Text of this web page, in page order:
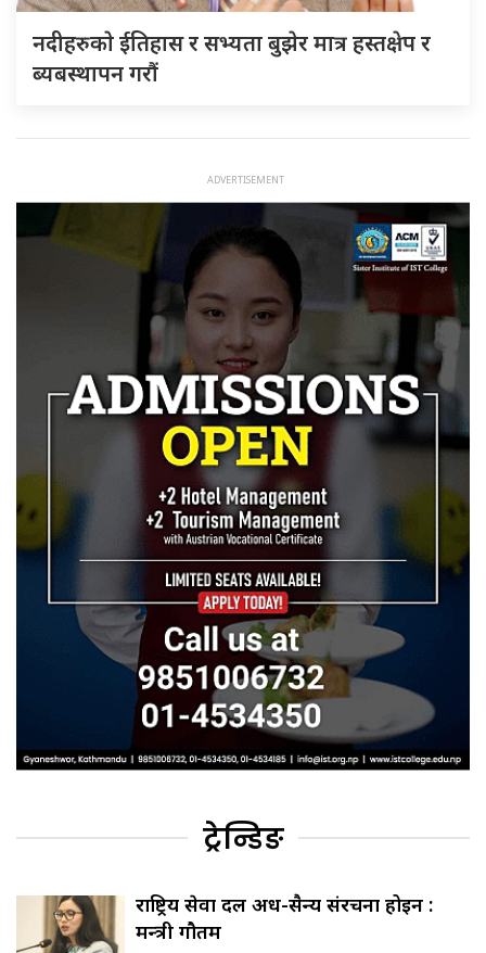
नदीहरुकाे ईतिहास र सभ्यता बुझेर मात्र हस्तक्षेप र
ब्यबस्थापन गराैं
ट्रेन्डिङ
राष्ट्रिय सेवा दल अर्ध-सैन्य संरचना होइन :
मन्त्री गौतम